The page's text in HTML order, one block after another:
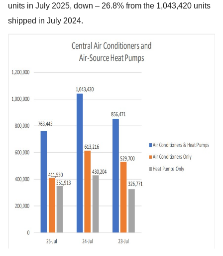
units in July 2025, down – 26.8% from the 1,043,420 units
shipped in July 2024.